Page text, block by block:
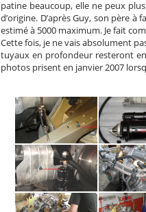
patine beaucoup, elle ne peux
d’origine. D’après Guy, son père
estimé à 5000 maximum. Je fait
Cette fois, je ne vais absolument
tuyaux en profondeur resteront
photos prisent en janvier 2007